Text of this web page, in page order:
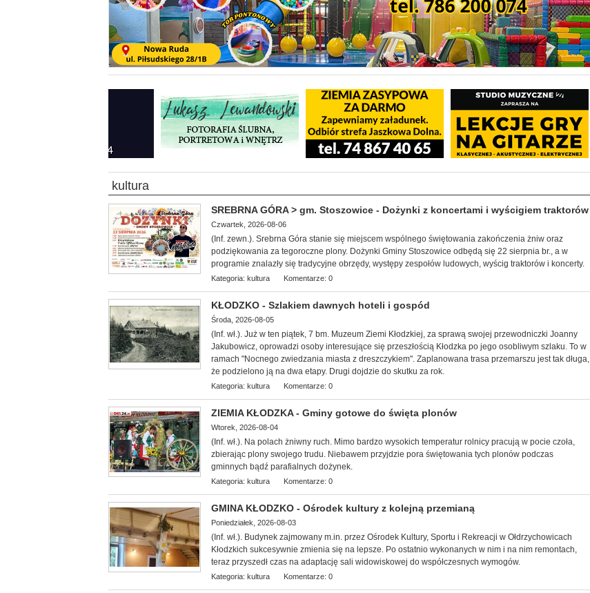
kultura
SREBRNA GÓRA > gm. Stoszowice - Dożynki z koncertami i wyścigiem traktorów
Czwartek, 2026-08-06
(Inf. zewn.). Srebrna Góra stanie się miejscem wspólnego świętowania zakończenia żniw oraz
podziękowania za tegoroczne plony. Dożynki Gminy Stoszowice odbędą się 22 sierpnia br., a w
programie znalazły się tradycyjne obrzędy, występy zespołów ludowych, wyścig traktorów i koncerty.
Kategoria: kultura Komentarze: 0
KŁODZKO - Szlakiem dawnych hoteli i gospód
Środa, 2026-08-05
(Inf. wł.). Już w ten piątek, 7 bm. Muzeum Ziemi Kłodzkiej, za sprawą swojej przewodniczki Joanny
Jakubowicz, oprowadzi osoby interesujące się przeszłością Kłodzka po jego osobliwym szlaku. To w
ramach "Nocnego zwiedzania miasta z dreszczykiem". Zaplanowana trasa przemarszu jest tak długa,
że podzielono ją na dwa etapy. Drugi dojdzie do skutku za rok.
Kategoria: kultura Komentarze: 0
ZIEMIA KŁODZKA - Gminy gotowe do święta plonów
Wtorek, 2026-08-04
(Inf. wł.). Na polach żniwny ruch. Mimo bardzo wysokich temperatur rolnicy pracują w pocie czoła,
zbierając plony swojego trudu. Niebawem przyjdzie pora świętowania tych plonów podczas
gminnych bądź parafialnych dożynek.
Kategoria: kultura Komentarze: 0
GMINA KŁODZKO - Ośrodek kultury z kolejną przemianą
Poniedziałek, 2026-08-03
(Inf. wł.). Budynek zajmowany m.in. przez Ośrodek Kultury, Sportu i Rekreacji w Ołdrzychowicach
Kłodzkich su kcesywnie zmienia się na lepsze. Po ostatnio wykonanych w nim i na nim remontach,
teraz przyszedł czas na adaptację sali widowiskowej do współczesnych wymogów.
Kategoria: kultura Komentarze: 0